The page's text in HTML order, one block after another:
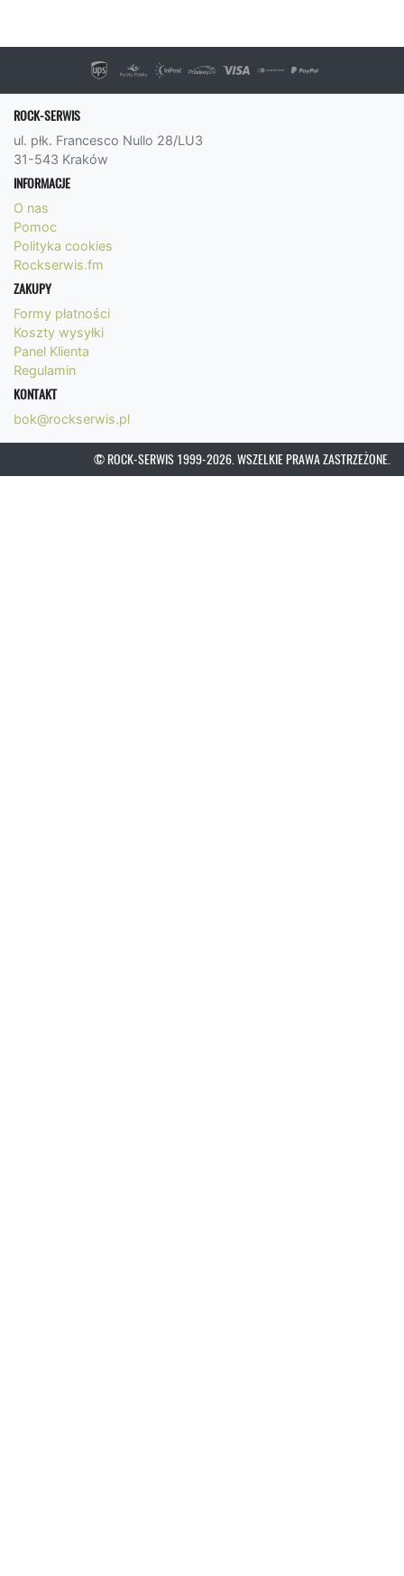
ROCK-SERWIS
ul. płk. Francesco Nullo 28/LU3
31-543 Kraków
INFORMACJE
O nas
Pomoc
Polityka cookies
Rockserwis.fm
ZAKUPY
Formy płatności
Koszty wysyłki
Panel Klienta
Regulamin
KONTAKT
bok@rockserwis.pl
© ROCK-SERWIS 1999-2026. WSZELKIE PRAWA ZASTRZEŻONE.